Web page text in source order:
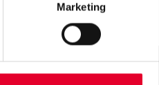
Marketing